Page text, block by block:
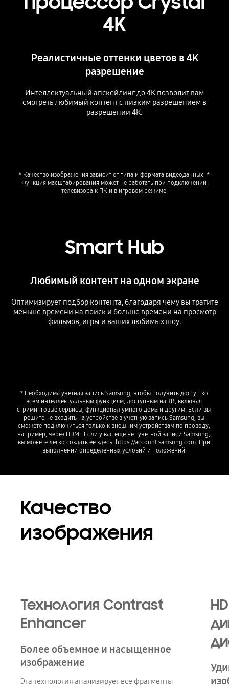
4K
Реалистичные оттенки цветов в 4K
разрешение
Интеллектуальный апскейлинг до 4K позволит вам
смотреть любимый контент с низким разрешением в
разрешении 4К.
* Качество изображения зависит от типа и формата видеоданных. *
Функция масштабирования может не работать при подключении
телевизора к ПК и в игровом режиме.
Smart Hub
Любимый контент на одном экране
Оптимизирует подбор контента, благодаря чему вы тратите
меньше времени на поиск и больше времени на просмотр
фильмов, игры и ваших любимых шоу.
* Необходима учетная запись Samsung, чтобы получить доступ ко
всем интеллектуальным функциям, доступным на ТВ, включая
стриминговые сервисы, функционал умного дома и другим. Если вы
решите не входить на устройстве в учетную запись Samsung, вы
сможете подключиться только к внешним устройствам по проводу,
например, через HDMI. Если у вас еще нет учетной записи Samsung,
вы можете легко создать ее здесь: https://account.samsung.com. При
выполнении определенных условий и положений.
Качество
изображения
Технология Contrast
Enhancer
Более объемное и насыщенное
изображение
Эта технология анализирует все фрагменты